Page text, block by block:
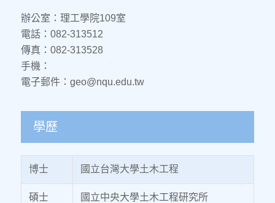
辦公室：理工學院109室
電話：082-313512
傳真：082-313528
手機：
電子郵件：geo@nqu.edu.tw
學歷
博士 國立台灣大學土木工程
碩士 國立中央大學土木工程研究所